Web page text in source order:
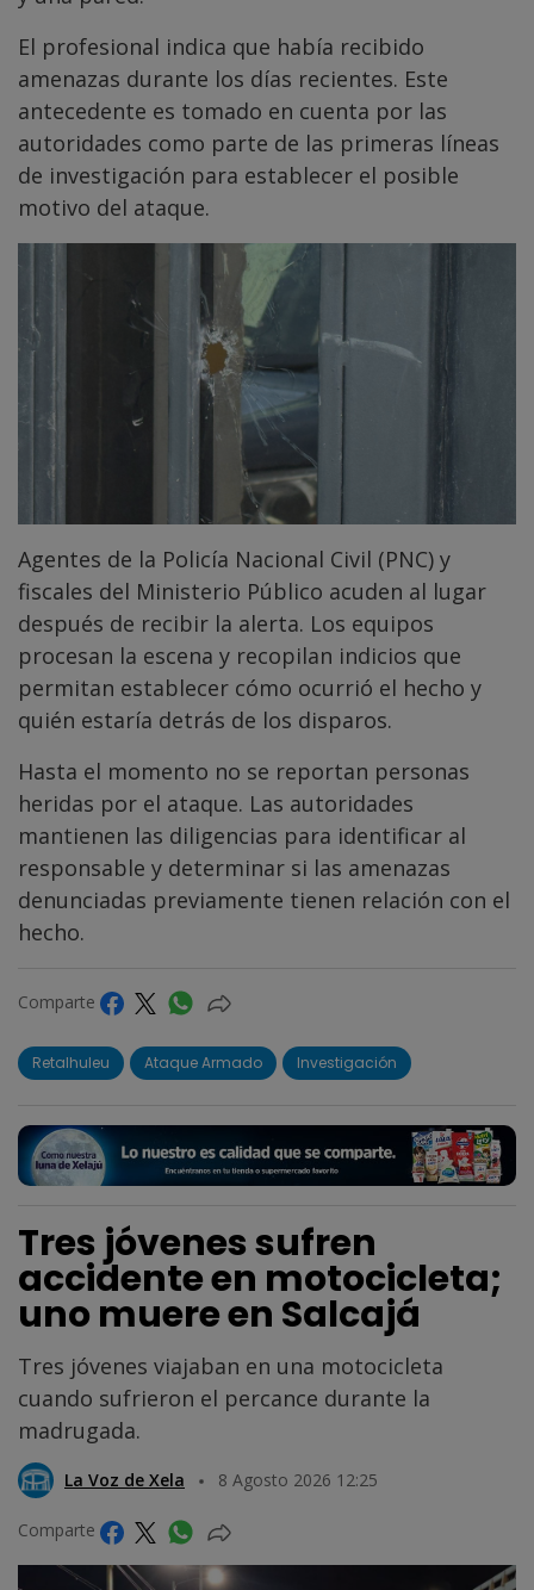
El profesional indica que había recibido
amenazas durante los días recientes. Este
antecedente es tomado en cuenta por las
autoridades como parte de las primeras líneas
de investigación para establecer el posible
motivo del ataque.
Agentes de la Policía Nacional Civil (PNC) y
fiscales del Ministerio Público acuden al lugar
después de recibir la alerta. Los equipos
procesan la escena y recopilan indicios que
permitan establecer cómo ocurrió el hecho y
quién estaría detrás de los disparos.
Hasta el momento no se reportan personas
heridas por el ataque. Las autoridades
mantienen las diligencias para identificar al
responsable y determinar si las amenazas
denunciadas previamente tienen relación con el
hecho.
Comparte
Retalhuleu Ataque Armado Investigación
Tres jóvenes sufren
accidente en motocicleta;
uno muere en Salcajá
Tres jóvenes viajaban en una motocicleta
cuando sufrieron el percance durante la
madrugada.
La Voz de Xela 8 Agosto 2026 12:25
Comparte